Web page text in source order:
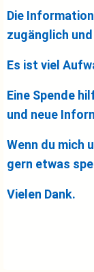
Die
zugänglich
Es ist viel
Eine Spende
und neue
Wenn du mich
gern etwas
Vielen Dank.